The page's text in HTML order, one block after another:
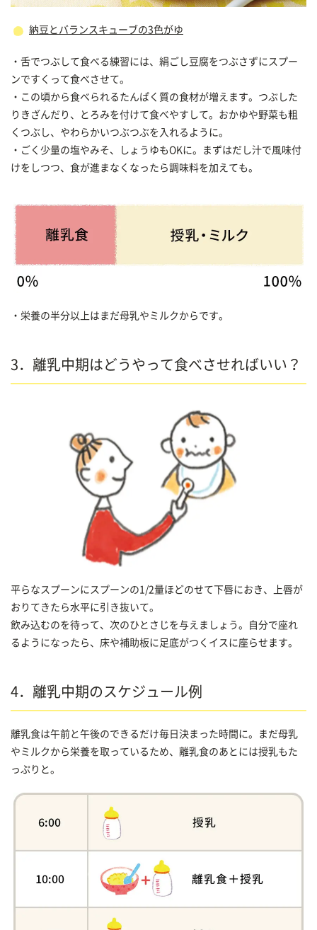
納豆とバランスキューブの3色がゆ
・舌でつぶして食べる練習には、絹ごし豆腐をつぶさずにスプー
ンですくって食べさせて。
・この頃から食べられるたんぱく質の食材が増えます。つぶした
りきざんだり、とろみを付けて食べやすして。おかゆや野菜も粗
くつぶし、やわらかいつぶつぶを入れるように。
・ごく少量の塩やみそ、しょうゆもOKに。まずはだし汁で風味付
けをしつつ、食が進まなくなったら調味料を加えても。
・栄養の半分以上はまだ母乳やミルクからです。
3．離乳中期はどうやって食べさせればいい？
平らなスプーンにスプーンの1/2量ほどのせて下唇におき、上唇が
おりてきたら水平に引き抜いて。
飲み込むのを待って、次のひとさじを与えましょう。自分で座れ
るようになったら、床や補助板に足底がつくイスに座らせます。
4．離乳中期のスケジュール例
離乳食は午前と午後のできるだけ毎日決まった時間に。まだ母乳
やミルクから栄養を取っているため、離乳食のあとには授乳もた
っぷりと。